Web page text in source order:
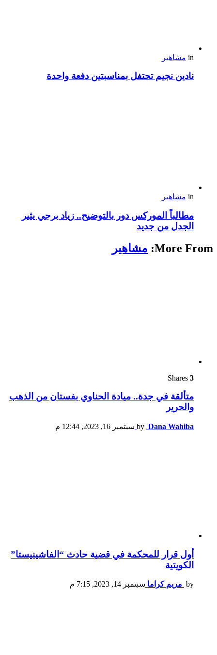
in مشاهير
نادين نجيم تحتفل بمناسبتين دفعة واحدة
in مشاهير
مطالباً الموركس دور بالتوضيح.. زياد برجي يثير
الجدل من جديد
More From: مشاهير
3
متألقة في جدة.. ميادة الحناوي بفستان من الذهب
والحرير
by Dana Wahiba سبتمبر 16, 2023, 12:44 م
أول قرار للمحكمة في قضية حادث “الفاشينيستا”
الكويتية
by مريم كراما سبتمبر 14, 2023, 7:15 م